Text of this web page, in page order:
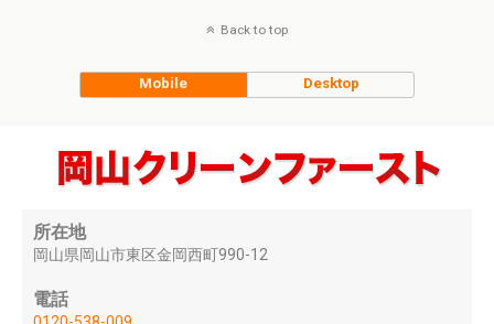
Back to top
Mobile Desktop
所在地
岡山県岡山市東区金岡西町990-12
電話